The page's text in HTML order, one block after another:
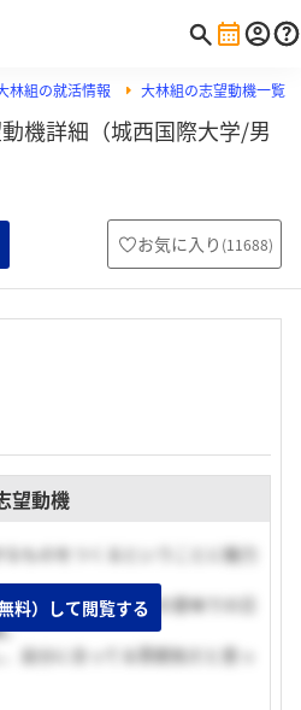
林組の就活情報 大林組の志望動機一覧
機詳細（城西国際大学/男
お気に入り (11688)
望動機
ものをつくるということに魅力
ズではなく、本当の意味での日
。
自分に合ってる雰囲気だと思っ
料）して閲覧する